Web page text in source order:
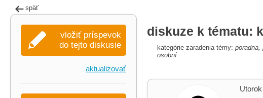
späť
diskuze k tématu:
kategórie zaradenia témy:
osobní
vložiť príspevok
do tejto diskusie
aktualizovať